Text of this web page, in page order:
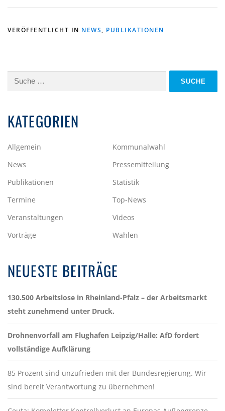
VERÖFFENTLICHT IN NEWS, PUBLIKATIONEN
Suche
KATEGORIEN
Allgemein
Kommunalwahl
News
Pressemitteilung
Publikationen
Statistik
Termine
Top-News
Veranstaltungen
Videos
Vorträge
Wahlen
NEUESTE BEITRÄGE
130.500 Arbeitslose in Rheinland-Pfalz – der Arbeitsmarkt
steht zunehmend unter Druck.
Drohnenvorfall am Flughafen Leipzig/Halle: AfD fordert
vollständige Aufklärung
85 Prozent sind unzufrieden mit der Bundesregierung. Wir
sind bereit Verantwortung zu übernehmen!